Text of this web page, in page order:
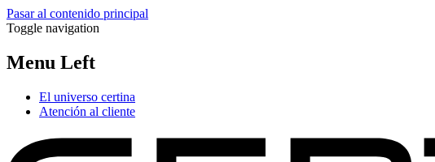
Pasar al contenido principal
Toggle navigation
Menu Left
El universo certina
Atención al cliente